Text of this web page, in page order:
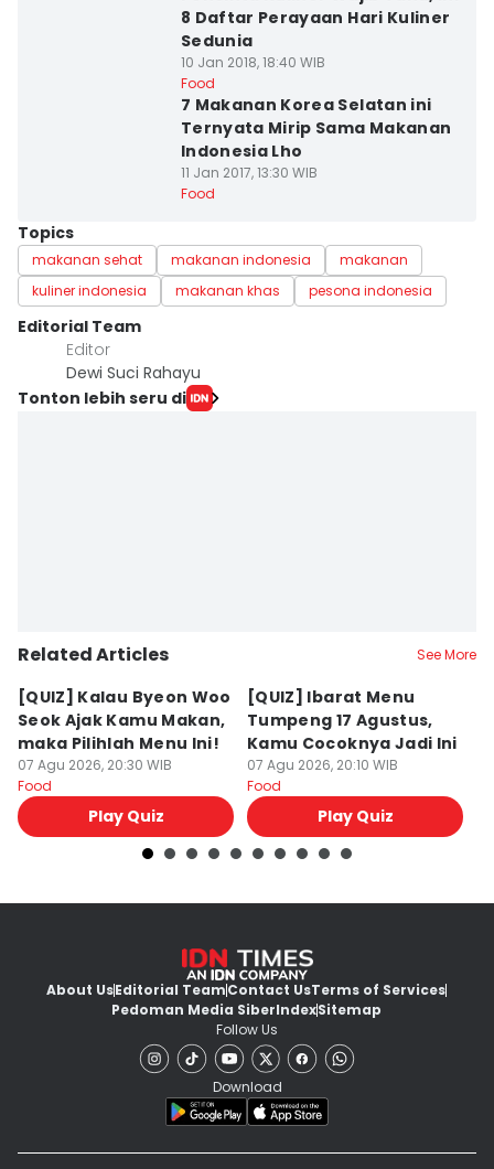
8 Daftar Perayaan Hari Kuliner
Sedunia
10 Jan 2018, 18:40 WIB
Food
7 Makanan Korea Selatan ini
Ternyata Mirip Sama Makanan
Indonesia Lho
11 Jan 2017, 13:30 WIB
Food
Topics
makanan sehat makanan indonesia
makanan
kuliner indonesia
makanan khas pesona indonesia
Editorial Team
Editor
Dewi Suci Rahayu
Tonton lebih seru di
Related Articles See More
[QUIZ] Kalau Byeon Woo
Seok Ajak Kamu Makan,
maka Pilihlah Menu Ini!
07 Agu 2026, 20:30 WIB
Food
Play Quiz
[QUIZ] Ibarat Menu
Tumpeng 17 Agustus,
Kamu Cocoknya Jadi Ini
07 Agu 2026, 20:10 WIB
Food
Play Quiz
About UsEditorial TeamContact UsTerms of Services
Pedoman Media SiberIndexSitemap
Follow Us
Download